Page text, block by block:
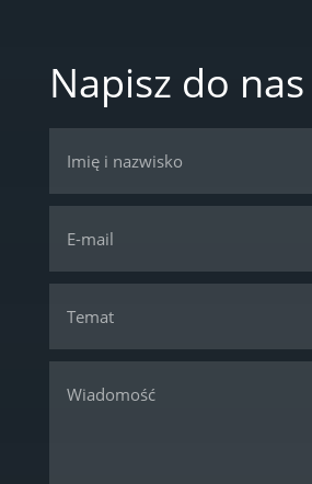
Napisz do nas